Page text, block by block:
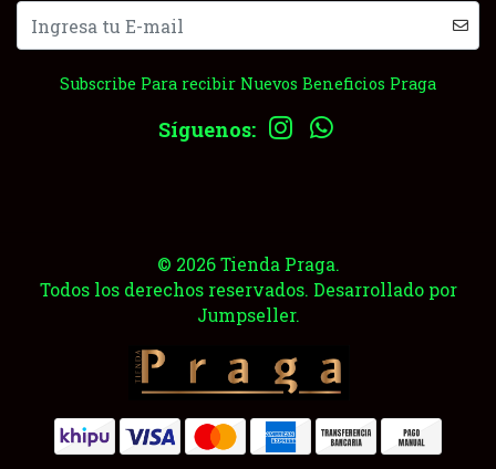
Subscribe Para recibir Nuevos Beneficios Praga
Síguenos:
© 2026 Tienda Praga.
Todos los derechos reservados. Desarrollado por
Jumpseller.